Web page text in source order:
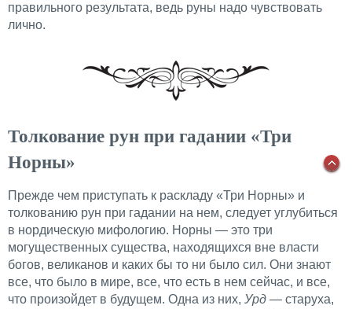
правильного результата, ведь руны надо чувствовать
лично.
Толкование рун при гадании «Три
Норны»
Прежде чем приступать к раскладу «Три Норны» и
толкованию рун при гадании на нем, следует углубиться
в нордическую мифологию. Норны — это три
могущественных существа, находящихся вне власти
богов, великанов и каких бы то ни было сил. Они знают
все, что было в мире, все, что есть в нем сейчас, и все,
что произойдет в будущем. Одна из них, Урд — старуха,